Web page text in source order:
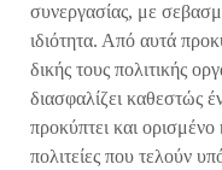
συνεργασίας, με
ιδιότητα. Από αυτά
δικής τους πολιτικής
διασφαλίζει καθεστώς
προκύπτει και
πολιτείες που τελούν